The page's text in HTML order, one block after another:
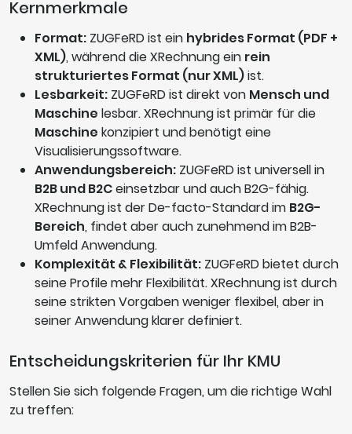
Kernmerkmale
Format: ZUGFeRD ist ein hybrides Format (PDF +
XML), während die XRechnung ein rein
strukturiertes Format (nur XML)ist.
Lesbarkeit: ZUGFeRD ist direkt von Mensch und
Maschine lesbar. XRechnung ist primär für die
Maschine konzipiert und benötigt eine
Visualisierungssoftware.
Anwendungsbereich: ZUGFeRD ist universell in
B2B und B2Ceinsetzbar und auch B2G-fähig.
XRechnung ist der De-facto-Standard im B2G-
Bereich, findet aber auch zunehmend im B2B-
Umfeld Anwendung.
Komplexität & Flexibilität: ZUGFeRD bietet durch
seine Profile mehr Flexibilität. XRechnung ist durch
seine strikten Vorgaben weniger flexibel, aber in
seiner Anwendung klarer definiert.
Entscheidungskriterien für Ihr KMU
Stellen Sie sich folgende Fragen, um die richtige Wahl
zu treffen: